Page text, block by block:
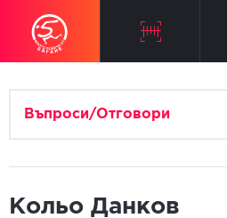
Въпроси/Отговори
Кольо Данков